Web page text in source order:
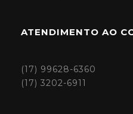
ATENDIMENTO AO
(17) 99628-6360
(17) 3202-6911